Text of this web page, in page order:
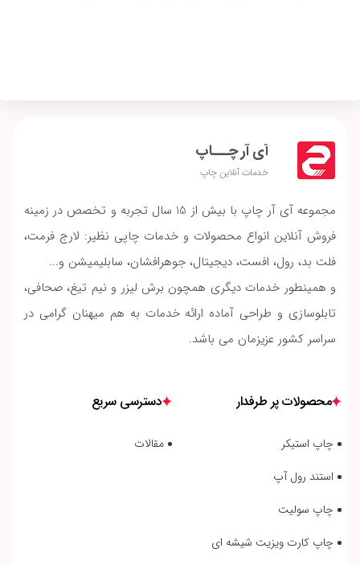
آی آر چـــاپ
خدمات آنلاین چاپ
مجموعه آی آر چاپ با بیش از 15 سال تجربه و تخصص در زمینه
فروش آنلاین انواع محصولات و خدمات چاپی نظیر: لارج فرمت،
فلت بد، رول، افست، دیجیتال، جوهرافشان، سابلیمیشن و...
و همینطور خدمات دیگری همچون برش لیزر و نیم تیغ، صحافی،
تابلوسازی و طراحی آماده ارائه خدمات به هم میهنان گرامی در
سراسر کشور عزیزمان می باشد.
محصولات پر طرفدار
چاپ استیکر
استند رول آپ
چاپ سولیت
چاپ کارت ویزیت شیشه ای
دسترسی سریع
مقالات